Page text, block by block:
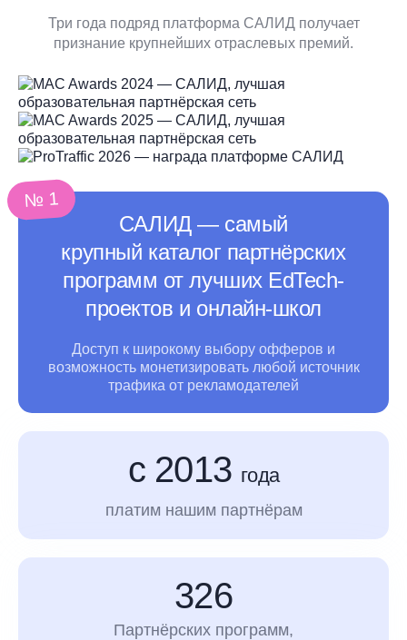
Три года подряд платформа САЛИД получает
признание крупнейших отраслевых премий.
САЛИД ― самый
крупный каталог партнёрских
программ от лучших EdTech-
проектов и онлайн-школ
Доступ к широкому выбору офферов и
возможность монетизировать любой источник
трафика от рекламодателей
№ 1
с 2013 года
платим нашим партнёрам
326
Партнёрских программ,